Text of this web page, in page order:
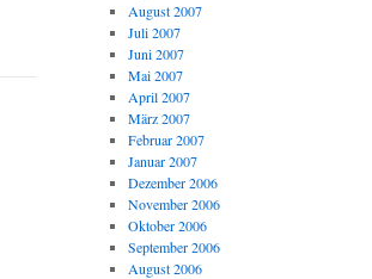
August 2007
Juli 2007
Juni 2007
Mai 2007
April 2007
März 2007
Februar 2007
Januar 2007
Dezember 2006
November 2006
Oktober 2006
September 2006
August 2006